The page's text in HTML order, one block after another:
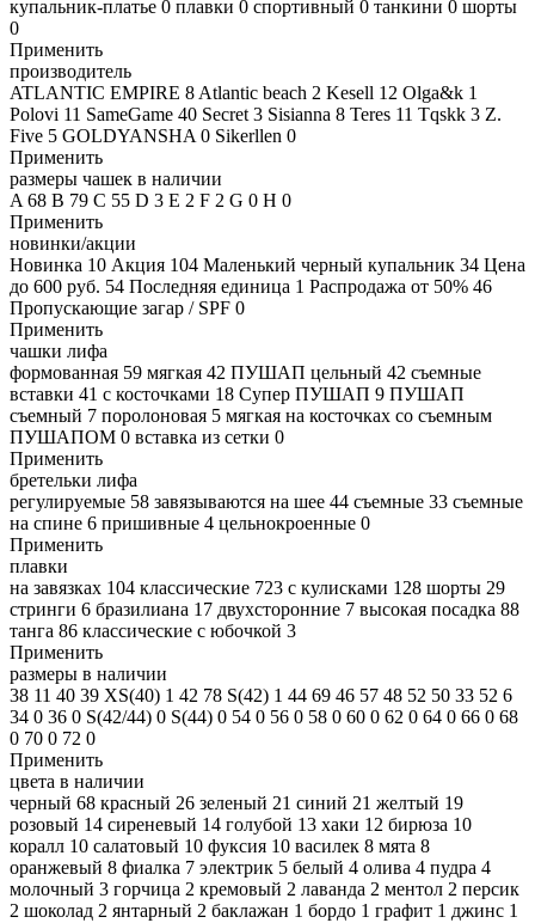
купальник-платье 0 плавки 0 спортивный 0 танкини 0 шорты
0
Применить
производитель
ATLANTIC EMPIRE 8 Atlantic beach 2 Kesell 12 Olga&k 1
Polovi 11 SameGame 40 Secret 3 Sisianna 8 Teres 11 Tqskk 3 Z.
Five 5 GOLDYANSHA 0 Sikerllen 0
Применить
размеры чашек в наличии
A 68 B 79 C 55 D 3 E 2 F 2 G 0 H 0
Применить
новинки/акции
Новинка 10 Акция 104 Маленький черный купальник 34 Цена
до 600 руб. 54 Последняя единица 1 Распродажа от 50% 46
Пропускающие загар / SPF 0
Применить
чашки лифа
формованная 59 мягкая 42 ПУШАП цельный 42 съемные
вставки 41 с косточками 18 Супер ПУШАП 9 ПУШАП
съемный 7 поролоновая 5 мягкая на косточках со съемным
ПУШАПОМ 0 вставка из сетки 0
Применить
бретельки лифа
регулируемые 58 завязываются на шее 44 съемные 33 съемные
на спине 6 пришивные 4 цельнокроенные 0
Применить
плавки
на завязках 104 классические 723 с кулисками 128 шорты 29
стринги 6 бразилиана 17 двухсторонние 7 высокая посадка 88
танга 86 классические с юбочкой 3
Применить
размеры в наличии
38 11 40 39 XS(40) 1 42 78 S(42) 1 44 69 46 57 48 52 50 33 52 6
34 0 36 0 S(42/44) 0 S(44) 0 54 0 56 0 58 0 60 0 62 0 64 0 66 0 68
0 70 0 72 0
Применить
цвета в наличии
черный 68 красный 26 зеленый 21 синий 21 желтый 19
розовый 14 сиреневый 14 голубой 13 хаки 12 бирюза 10
коралл 10 салатовый 10 фуксия 10 василек 8 мята 8
оранжевый 8 фиалка 7 электрик 5 белый 4 олива 4 пудра 4
молочный 3 горчица 2 кремовый 2 лаванда 2 ментол 2 персик
2 шоколад 2 янтарный 2 баклажан 1 бордо 1 графит 1 джинс 1